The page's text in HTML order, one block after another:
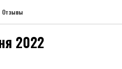
Отзывы
2022